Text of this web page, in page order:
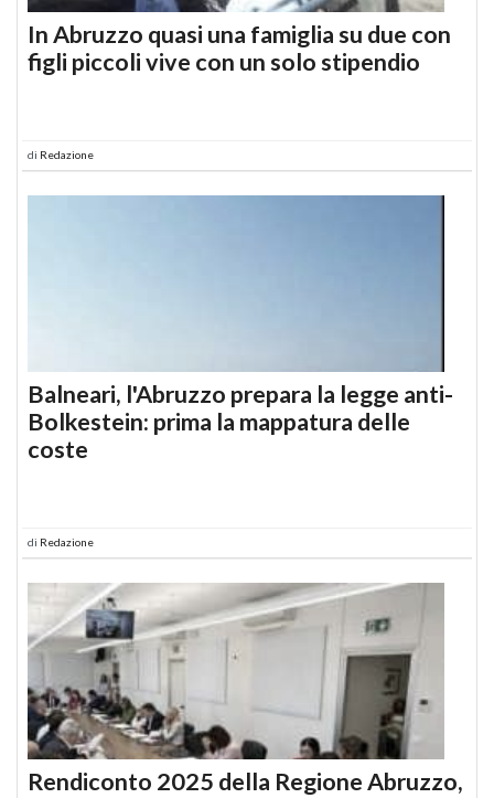
In Abruzzo quasi una famiglia su due con
figli piccoli vive con un solo stipendio
di Redazione
Balneari, l'Abruzzo prepara la legge anti-
Bolkestein: prima la mappatura delle
coste
di Redazione
Rendiconto 2025 della Regione Abruzzo,